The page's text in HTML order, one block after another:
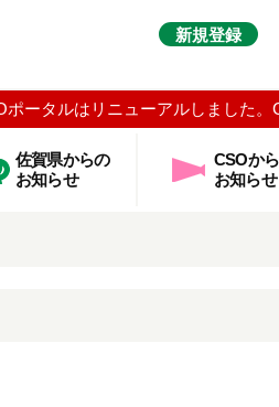
新規登録
ポータルはリニューアルしました。
佐賀県からの
お知らせ
CSOか
お知らせ